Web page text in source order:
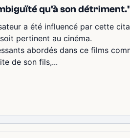
qu'à son
a été influencé par cette
pertinent au cinéma.
abordés dans ce films
de son fils,...